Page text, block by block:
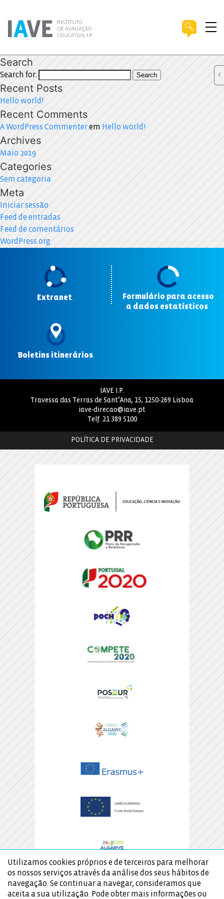
Search
Search for: Search
Recent Posts
Hello world!
Recent Comments
A WordPress Commenterem Hello world!
Archives
Maio 2019
Categories
Sem categoria
Meta
Iniciar sessão
Feed de entradas
Feed de comentários
WordPress.org
Extranet.
Formulário para acesso
a dados estatísticos
Boletins itinerários.
IAVE I.P.
Travessa das Terras de Sant’Ana, 15, 1250-269 Lisboa
iave-direcao@iave.pt
Telf. 21 389 5100
POLÍTICA DE PRIVACIDADE
Utilizamos cookies próprios e de terceiros para melhorar
os nossos serviços através da análise dos seus hábitos de
navegação. Se continuar a navegar, consideramos que
aceita a sua utilização. Pode obter mais informações ou